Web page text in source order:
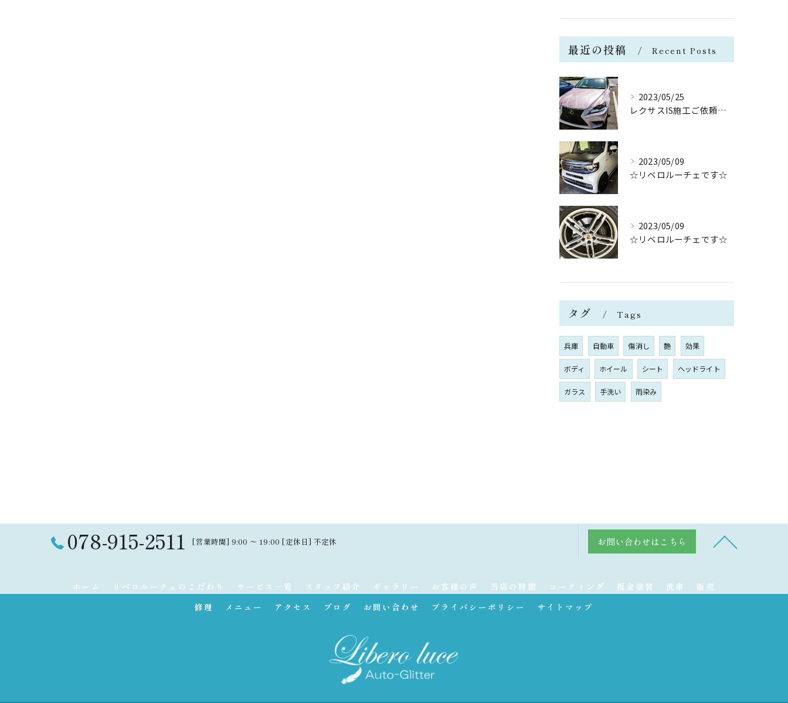
最近の投稿 Recent Posts
2023/05/25
レクサスIS施工ご依頼ありがとうございます😉
2023/05/09
☆リベロルーチェです☆
2023/05/09
☆リベロルーチェです☆
タグ Tags
兵庫 自動車 傷消し 艶 効果
ボディ ホイール シート ヘッドライト
ガラス 手洗い 雨染み
078-915-2511 [営業時間] 9:00 〜 19:00 [定休日] 不定休 お問い合わせはこちら
ホーム リベロルーチェのこだわり サービス一覧 スタッフ紹介 ギャラリー お客様の声 当店の特徴 コーティング 板金塗装 洗車
販売
修理
メニュー アクセス ブログ お問い合わせ プライバシーポリシー サイトマップ